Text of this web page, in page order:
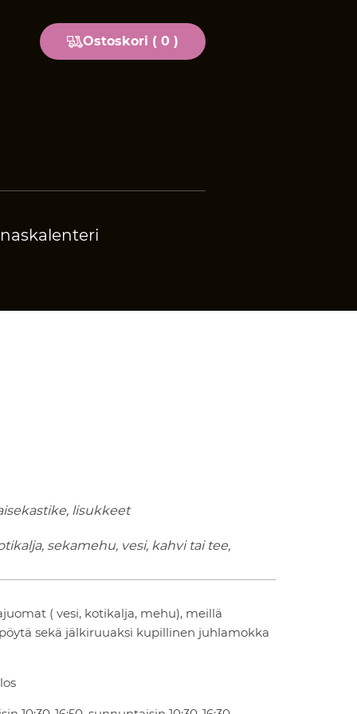
Ostoskori ( 0 )
lisukkeet
sekamehu, vesi, kahvi tai tee,
( vesi, kotikalja, mehu), meillä
sekä jälkiruuaksi kupillinen juhlamokka